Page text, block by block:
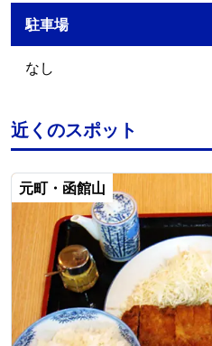
駐車場
なし
近くのスポット
元町・函館山